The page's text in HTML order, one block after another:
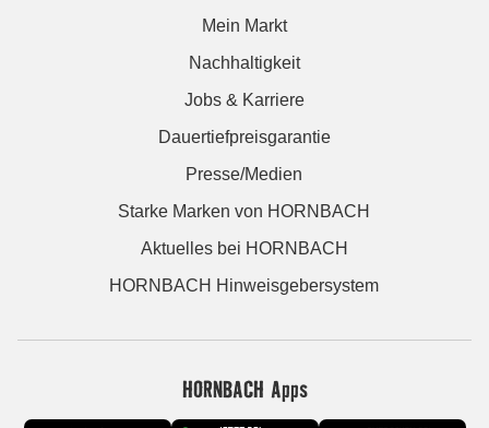
Mein Markt
Nachhaltigkeit
Jobs & Karriere
Dauertiefpreisgarantie
Presse/Medien
Starke Marken von HORNBACH
Aktuelles bei HORNBACH
HORNBACH Hinweisgebersystem
HORNBACH Apps